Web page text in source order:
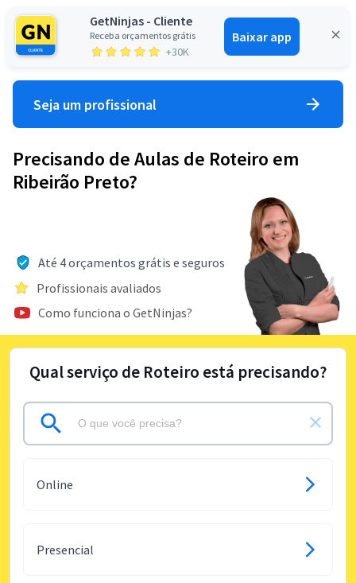
GetNinjas - Cliente
Receba orçamentos grátis
+30K
Baixar app
Entrar
Seja um profissional
Precisando de Aulas de Roteiro em
Ribeirão Preto?
Até 4 orçamentos grátis e seguros
Profissionais avaliados
Como funciona o GetNinjas?
Qual serviço de Roteiro está precisando?
Online
Presencial